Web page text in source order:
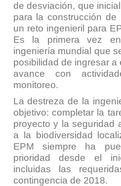
de desviación, que
para la construcción de
un reto ingenieril para
Es la primera vez
ingeniería mundial que
posibilidad de ingresar a
avance con
monitoreo.
La destreza de la
objetivo: completar la
proyecto y la seguridad
a la biodiversidad
EPM siempre ha
prioridad desde el
incluidas las
contingencia de 2018.